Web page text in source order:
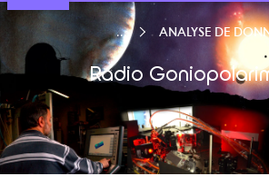
ANALYSE DE
Radio